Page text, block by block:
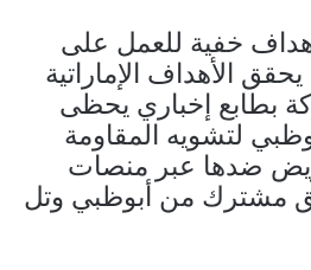
خفية للعمل على
الأهداف الإماراتية
بطابع إخباري يحظى
لتشويه المقاومة
ضدها عبر منصات
مشترك من أبوظبي وتل